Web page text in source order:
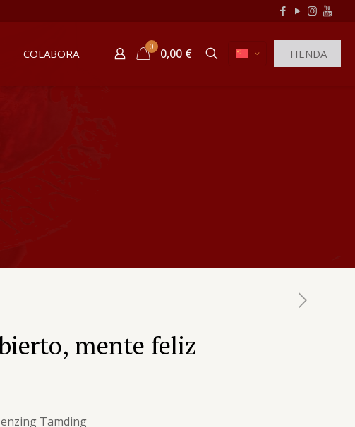
COLABORA
0 0,00 € TIENDA
mente feliz
Tamding